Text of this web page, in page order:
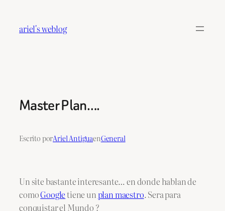
contenido
ariel's weblog
Master Plan….
Escrito porAriel AntiguaenGeneral
Un site bastante interesante… en donde hablan de
comoGoogle tiene unplan maestro. Sera para
conquistar el Mundo ?